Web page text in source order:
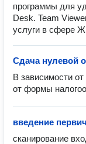
программы для
Desk. Team
услуги в сфере
Сдача нулевой
В зависимости
от формы
введение
сканирование